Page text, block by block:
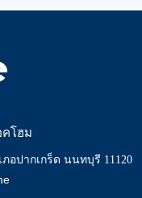
โฮม
อปากเกร็ด นนทบุรี 11120